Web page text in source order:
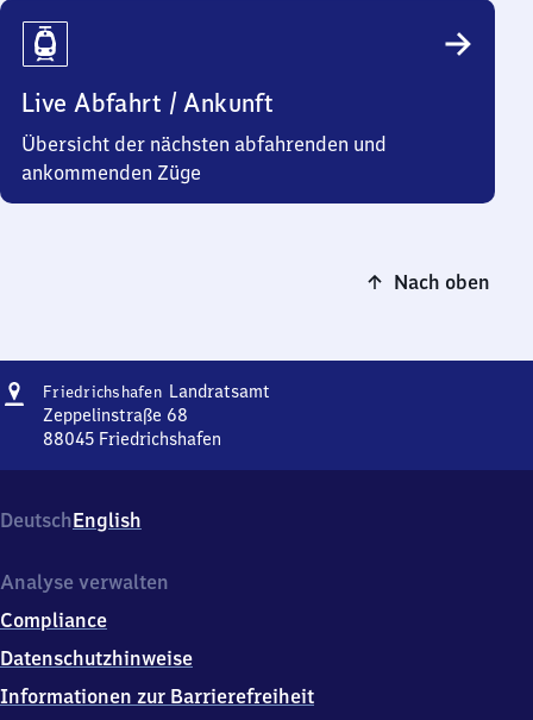
Live Abfahrt / Ankunft
Übersicht der nächsten abfahrenden und
ankommenden Züge
Nach oben
Adresse
Friedrichshafen LandratsamtFriedrichshafen
Zeppelinstraße 68
88045 Friedrichshafen
Zeppelinstraße
68,
8
4
5
DeutschEnglish
Analyse verwalten
Compliance
Datenschutzhinweise
Informationen zur Barrierefreiheit